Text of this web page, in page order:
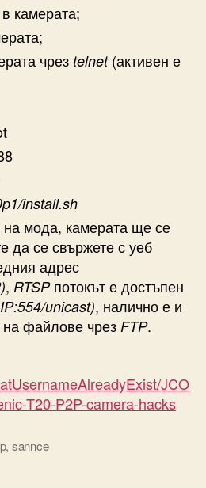
камерата;
чрез telnet(активен е
install.sh
мода, камерата ще се
да се свържете с уеб
адрес
, RTSPпотокът е достъпен
unicast), налично е и
файлове чрез FTP.
JCO
T20-P2P-camera-hacks
, sannce